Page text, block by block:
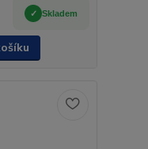
Skladem